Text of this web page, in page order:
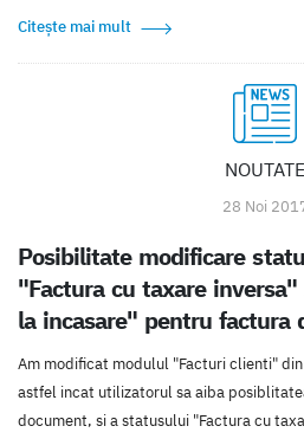
Citește mai mult
NOUTATE
28 Noi
Posibilitate modificare
"Factura cu taxare
la incasare" pentru factura
Am modificat modulul "Facturi clienti"
astfel incat utilizatorul sa aiba
document, si a statusului "Factura cu